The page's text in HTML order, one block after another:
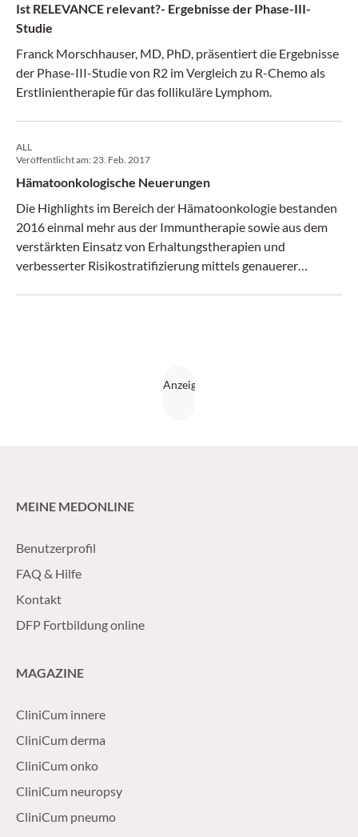
Ist RELEVANCE relevant?- Ergebnisse der Phase-III-
Studie
Franck Morschhauser, MD, PhD, präsentiert die Ergebnisse
der Phase-III-Studie von R2 im Vergleich zu R-Chemo als
Erstlinientherapie für das follikuläre Lymphom.
ALL
Veröffentlicht am:23. Feb. 2017
Hämatoonkologische Neuerungen
Die Highlights im Bereich der Hämatoonkologie bestanden
2016 einmal mehr aus der Immuntherapie sowie aus dem
verstärkten Einsatz von Erhaltungstherapien und
verbesserter Risikostratifizierung mittels genauerer
MEINE MEDONLINE
Benutzerprofil
FAQ & Hilfe
Kontakt
DFP Fortbildung online
MAGAZINE
CliniCum innere
CliniCum derma
CliniCum onko
CliniCum neuropsy
CliniCum pneumo